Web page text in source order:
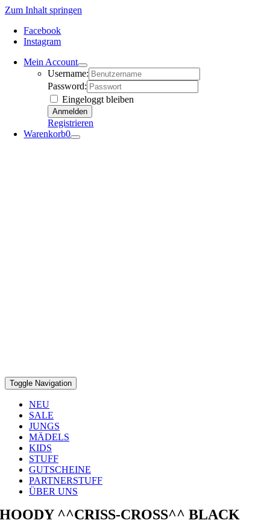
Zum Inhalt springen
Facebook
Instagram
Mein Account
Username:
Password:
Eingeloggt bleiben
Registrieren
Warenkorb0
Toggle Navigation
NEU
SALE
JUNGS
MÄDELS
KIDS
STUFF
GUTSCHEINE
PARTNERSTUFF
ÜBER UNS
HOODY ^^CRISS-CROSS^^ BLACK